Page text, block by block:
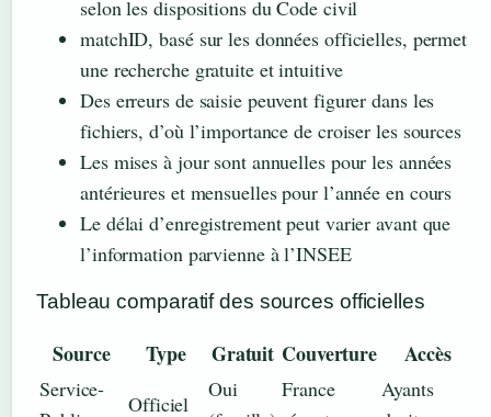
selon les dispositions du Code civil
matchID, basé sur les données officielles, permet
une recherche gratuite et intuitive
Des erreurs de saisie peuvent figurer dans les
fichiers, d’où l’importance de croiser les sources
Les mises à jour sont annuelles pour les années
antérieures et mensuelles pour l’année en cours
Le délai d’enregistrement peut varier avant que
l’information parvienne à l’INSEE
Tableau comparatif des sources officielles
Source Type Gratuit Couverture Accès
Service-
Officiel
Oui
France
Ayants